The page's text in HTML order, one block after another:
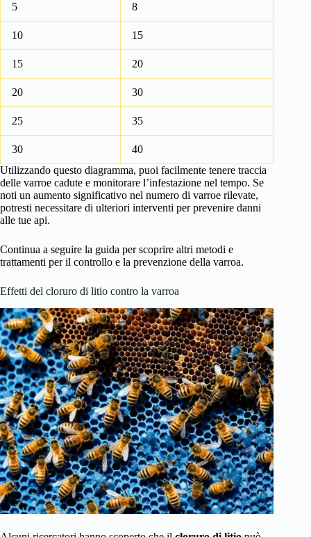
5 8
10 15
15 20
20 30
25 35
30
40
Utilizzando questo diagramma, puoi facilmente tenere traccia
delle varroe cadute e monitorare l’infestazione nel tempo. Se
noti un aumento significativo nel numero di varroe rilevate,
potresti necessitare di ulteriori interventi per prevenire danni
alle tue api.
Continua a seguire la guida per scoprire altri metodi e
trattamenti per il controllo e la prevenzione della varroa.
Effetti del cloruro di litio contro la varroa